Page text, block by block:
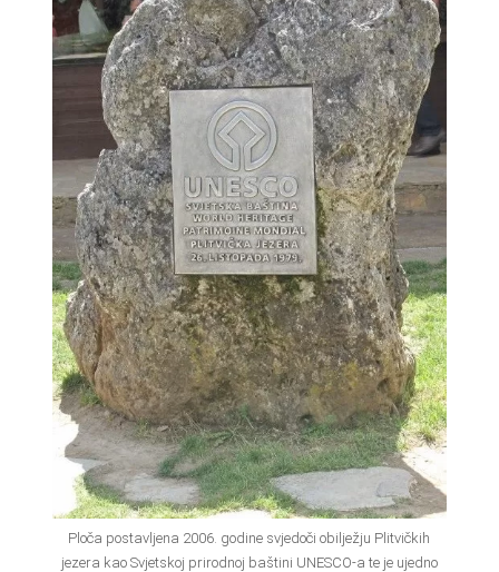
Ploča postavljena 2006. godine svjedoči obilježju Plitvičkih
jezera kao Svjetskoj prirodnoj baštini UNESCO-a te je ujedno